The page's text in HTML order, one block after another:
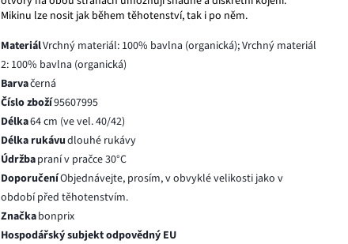
Mikinu lze nosit jak během těhotenství, tak i po něm.
MateriálVrchný materiál: 100% bavlna (organická); Vrchný materiál
2: 100% bavlna (organická)
Barvačerná
Číslo zboží95607995
Délka64 cm (ve vel. 40/42)
Délka rukávudlouhé rukávy
Údržbapraní v pračce 30°C
DoporučeníObjednávejte, prosím, v obvyklé velikosti jako v
období před těhotenstvím.
Značkabonprix
Hospodářský subjekt odpovědný EU